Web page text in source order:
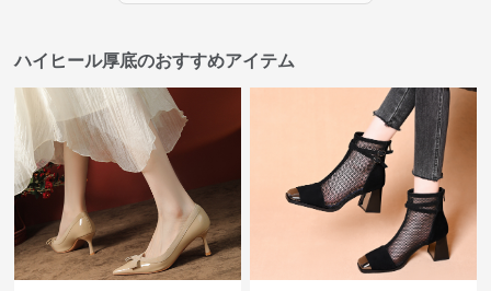
ハイヒール厚底のおすすめアイテム